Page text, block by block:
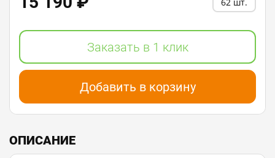
Заказать в 1 клик
Добавить в корзину
ОПИСАНИЕ